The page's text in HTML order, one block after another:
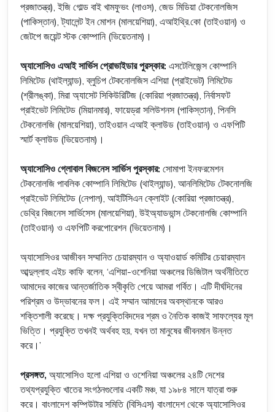
প্রজাতন্ত্র), ইজি গোল্ড বাই খামফুভং (লাওস), জেড মিডিয়া টেকনোলজিস
(পাকিস্তান), ট্যালেন্ট ইন মোশন (মালয়েশিয়া), এআইথ্রি.কো (তাইওয়ান) ও
জেটপে জয়েন্ট স্টক কোম্পানি (ভিয়েতনাম)।
অ্যাসোসিও এআই সার্ভিস প্রোভাইডার পুরস্কার: এসটেলিজেন্স কোম্পানি
লিমিটেড (থাইল্যান্ড), ব্লুচিপ টেকনোলজিস এশিয়া (প্রাইভেট) লিমিটেড
(শ্রীলঙ্কা), মিরা অ্যাসেট সিকিউরিটিজ (কোরিয়া প্রজাতন্ত্র), নির্বাসফট
প্রাইভেট লিমিটেড (মিয়ানমার), ফায়েড্রা সলিউশনস (পাকিস্তান), পিনসি
টেকনোলজি (মালয়েশিয়া), তাইওয়ান এআই ক্লাউড (তাইওয়ান) ও এফপিটি
স্মার্ট ক্লাউড (ভিয়েতনাম)।
অ্যাসোসিও গ্লোবাল বিজনেস সার্ভিস পুরস্কার: সোমাপা ইনফরমেশন
টেকনোলজি পাবলিক কোম্পানি লিমিটেড (থাইল্যান্ড), আনলিমিটেড টেকনোলজি
প্রাইভেট লিমিটেড (নেপাল), আইটিসিএন ক্লোইট (কোরিয়া প্রজাতন্ত্র),
ডেথ্রি বিজনেস সার্ভিসেস (মালয়েশিয়া), উইঅ্যাডভান্স টেকনোলজি কোম্পানি
(তাইওয়ান) ও এফপিটি করপোরেশন (ভিয়েতনাম)।
অ্যাসোসিওর আজীবন সম্মানিত চেয়ারম্যান ও অ্যাওয়ার্ড কমিটির চেয়ারম্যান
আব্দুল্লাহ এইচ কাফি বলেন, ‘এশিয়া-ওশেনিয়া অঞ্চলের ডিজিটাল অর্থনীতিতে
আমাদের কাজের আন্তর্জাতিক স্বীকৃতি পেয়ে আমরা গর্বিত। এটি দীর্ঘদিনের
পরিশ্রম ও উদ্ভাবনের ফল। এই সম্মান আমাদের অবস্থানকে আরও
শক্তিশালী করেছে। দক্ষ প্রযুক্তিবিদদের শ্রম ও নৈতিক কাজই সাফল্যের মূল
ভিত্তি। প্রযুক্তি তখনই অর্থবহ হয়, যখন তা মানুষের জীবনমান উন্নত
করে।’
প্রসঙ্গত, অ্যাসোসিও হলো এশিয়া ও ওশেনিয়া অঞ্চলের ২৪টি দেশের
তথ্যপ্রযুক্তি খাতের সংগঠনগুলোর একটি মঞ্চ, যা ১৯৮৪ সালে যাত্রা শুরু
করে। বাংলাদেশ কম্পিউটার সমিতি (বিসিএস) বাংলাদেশ থেকে অ্যাসোসিওর